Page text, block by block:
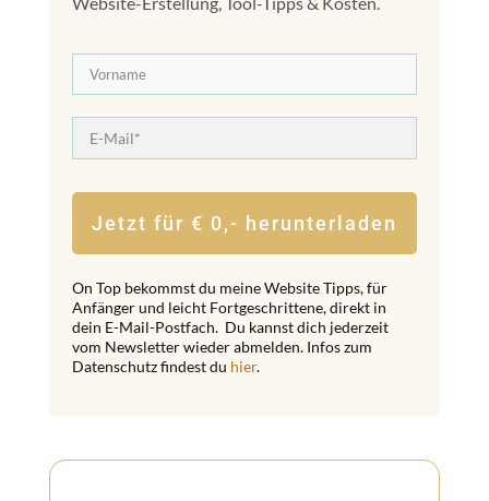
Jetzt für € 0,- herunterladen
On Top bekommst du meine Website Tipps, für
Anfänger und leicht Fortgeschrittene, direkt in
dein E-Mail-Postfach. Du kannst dich jederzeit
vom Newsletter wieder abmelden. Infos zum
Datenschutz findest du hier.